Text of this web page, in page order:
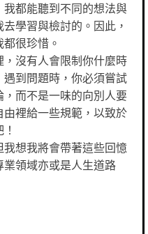
都能聽到不同的想法與
學習與檢討的。因此，
很珍惜。
沒有人會限制你什麼時
到問題時，你必須嘗試
而不是一味的向別人要
裡給一些規範，以致於
想我將會帶著這些回憶
領域亦或是人生道路